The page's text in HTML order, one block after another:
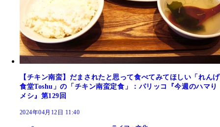
【チキン南蛮】だまされたと思って食べてみてほしい「れんげ
食堂Toshu」の「チキン南蛮定食」：パリッコ『今週のハマり
メシ』第129回
2024年04月12日 11:40